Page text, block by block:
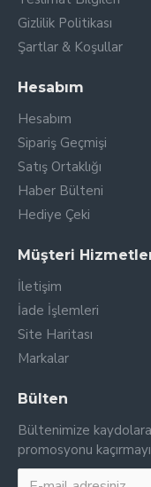
Gizlilik Politikası
Şartlar & Koşullar
Hesabım
Hesabım
Sipariş Geçmişi
Satış Ortaklığı
Haber Bülteni
Hediye Çeki
Müşteri
İletişim
İade İşlemleri
Site Haritası
Markalar
Bülten
Bültenimize
promosyonu